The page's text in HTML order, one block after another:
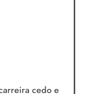
cedo e